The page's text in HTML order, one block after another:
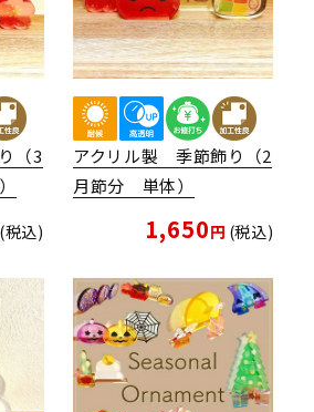
（3
税込
アクリル製 季節飾り（2
月節分 単体）
1,650 税込